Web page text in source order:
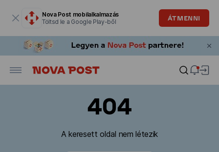
Nova Post mobilalkalmazás
Töltsd le a Google Play-ből
ÁTMENNI
404
A keresett oldal nem létezik